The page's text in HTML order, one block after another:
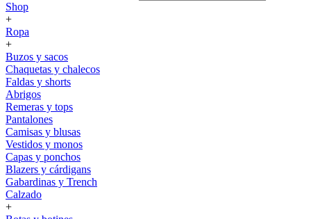
Shop
+
Ropa
+
Buzos y sacos
Chaquetas y chalecos
Faldas y shorts
Abrigos
Remeras y tops
Pantalones
Camisas y blusas
Vestidos y monos
Capas y ponchos
Blazers y cárdigans
Gabardinas y Trench
Calzado
+